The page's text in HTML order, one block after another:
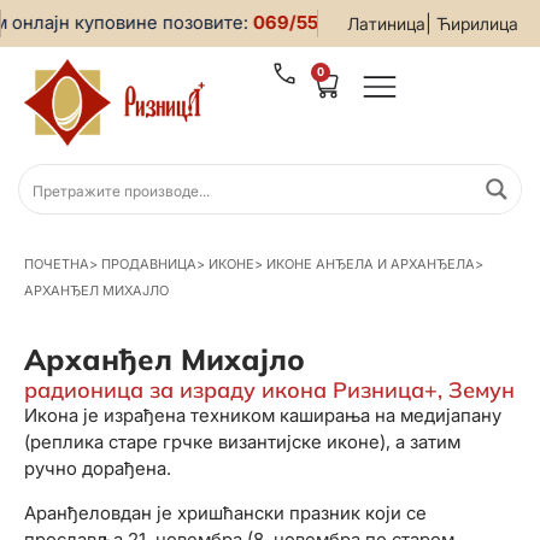
Латиница Ћирилица
куповине позовите:069/5599-019• За све
0
ПОЧЕТНА> ПРОДАВНИЦА> ИКОНЕ> ИКОНЕ АНЂЕЛА И АРХАНЂЕЛА>
АРХАНЂЕЛ МИХАЈЛО
Арханђел Михајло
радионица за израду икона Ризница+, Земун
Икона је израђена техником каширања на медијапану
(реплика старе грчке византијске иконе), а затим
ручно дорађена.
Аранђеловдан је хришћански празник који се